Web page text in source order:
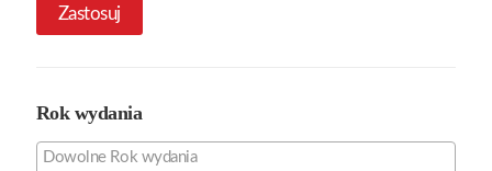
Zastosuj
Rok wydania